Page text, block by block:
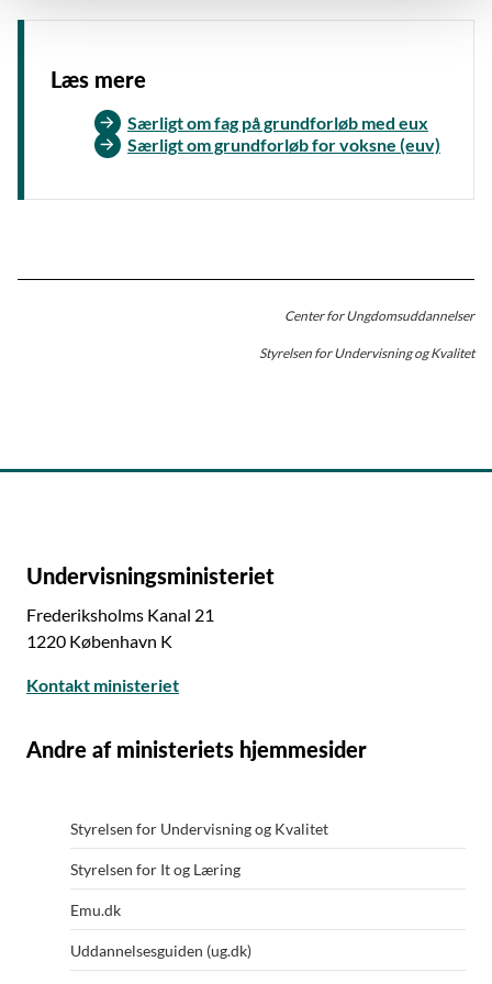
Læs mere
Særligt om fag på grundforløb med eux
Særligt om grundforløb for voksne (euv)
Center for Ungdomsuddannelser
Styrelsen for Undervisning og Kvalitet
Undervisningsministeriet
Frederiksholms Kanal 21
1220 København K
Kontakt ministeriet
Andre af ministeriets hjemmesider
Styrelsen for Undervisning og Kvalitet
Styrelsen for It og Læring
Emu.dk
Uddannelsesguiden (ug.dk)